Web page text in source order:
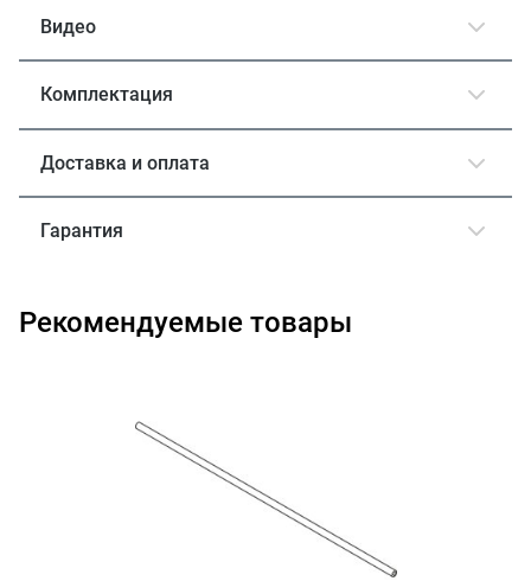
Видео
Комплектация
Доставка и оплата
Гарантия
Рекомендуемые товары